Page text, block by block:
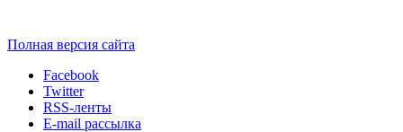
Полная версия сайта
Facebook
Twitter
RSS-ленты
E-mail рассылка